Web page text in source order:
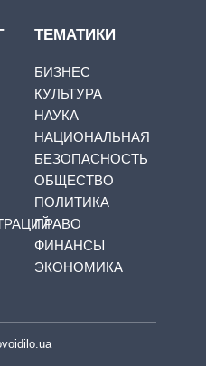
ТЕМАТИКИ
БИЗНЕС
КУЛЬТУРА
НАУКА
НАЦИОНАЛЬНАЯ
БЕЗОПАСНОСТЬ
ОБЩЕСТВО
ПОЛИТИКА
ПРАВО
ФИНАНСЫ
ЭКОНОМИКА